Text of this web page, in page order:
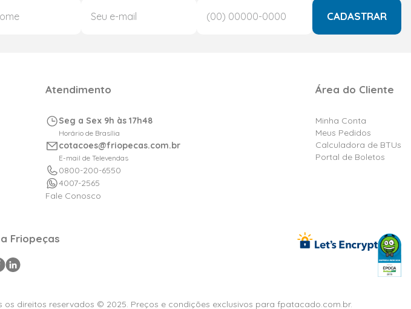
CADASTRAR
Atendimento
Seg a Sex 9h às 17h48
Horário de Brasília
cotacoes@friopecas.com.br
E-mail de Televendas
0800-200-6550
4007-2565
Fale Conosco
Área do Cliente
Minha Conta
Meus Pedidos
Calculadora de BTUs
Portal de Boletos
Friopeças
os direitos reservados © 2025. Preços e condições exclusivos para fpatacado.com.br.